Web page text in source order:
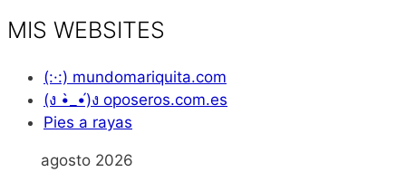
MIS WEBSITES
(:·:) mundomariquita.com
(ง •̀_•́)ง oposeros.com.es
Pies a rayas
agosto 2026